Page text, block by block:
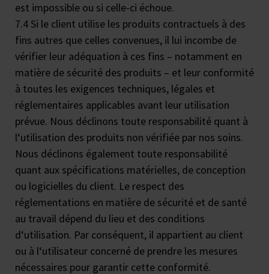
est impossible ou si celle-ci échoue.
7.4 Si le client utilise les produits contractuels à des
fins autres que celles convenues, il lui incombe de
vérifier leur adéquation à ces fins – notamment en
matière de sécurité des produits – et leur conformité
à toutes les exigences techniques, légales et
réglementaires applicables avant leur utilisation
prévue. Nous déclinons toute responsabilité quant à
l‘utilisation des produits non vérifiée par nos soins.
Nous déclinons également toute responsabilité
quant aux spécifications matérielles, de conception
ou logicielles du client. Le respect des
réglementations en matière de sécurité et de santé
au travail dépend du lieu et des conditions
d‘utilisation. Par conséquent, il appartient au client
ou à l‘utilisateur concerné de prendre les mesures
nécessaires pour garantir cette conformité.